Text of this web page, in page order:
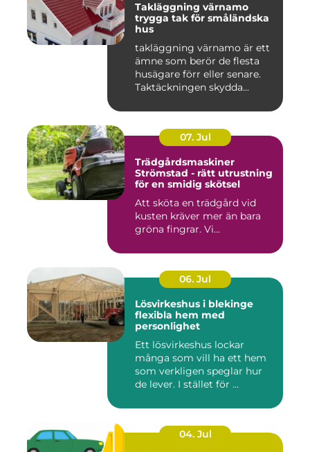
Takläggning värnamo
trygga tak för småländska
hus
takläggning värnamo är ett
ämne som berör de flesta
husägare förr eller senare.
Taktäckningen skydda...
07. Jul
Trädgårdsmaskiner
Strömstad - rätt utrustning
för en smidig skötsel
Att sköta en trädgård vid
kusten kräver mer än bara
gröna fingrar. Vi...
06. Jul
Lösvirkeshus i blekinge
flexibla hem med
personlighet
Ett lösvirkeshus lockar
många som vill ha ett hem
som verkligen speglar hur
de lever. I stället för ...
04. Jul